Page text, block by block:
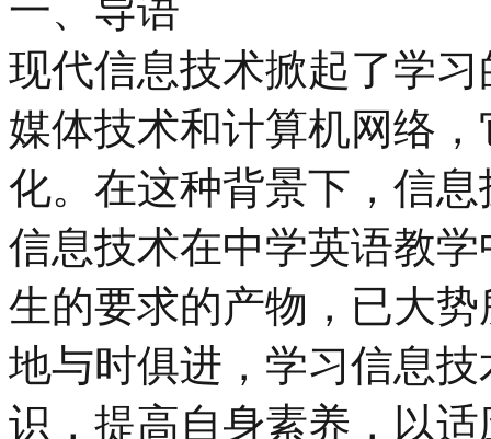
一、导语
现代信息技术掀起了学
媒体技术和计算机网络
化。在这种背景下，信
信息技术在中学英语教
生的要求的产物，已大
地与时俱进，学习信息
识，提高自身素养，以